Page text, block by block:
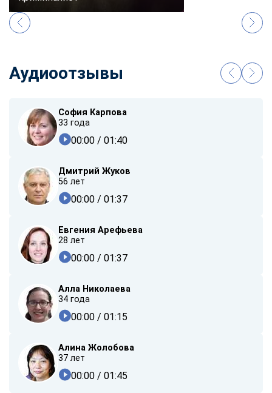
Аудиоотзывы
София Карпова
33 года
00:00 / 01:40
Дмитрий Жуков
56 лет
00:00 / 01:37
Евгения Арефьева
28 лет
00:00 / 01:37
Алла Николаева
34 года
00:00 / 01:15
Алина Жолобова
37 лет
00:00 / 01:45